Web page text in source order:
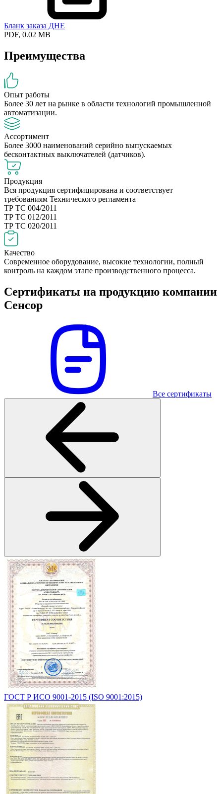
Бланк заказа ДНЕ
PDF, 0.02 MB
Преимущества
Опыт работы
Более 30 лет на рынке в области технологий промышленной
автоматизации.
Ассортимент
Более 3000 наименований серийно выпускаемых
бесконтактных выключателей (датчиков).
Продукция
Вся продукция сертифицирована и соответствует
требованиям Технического регламента
ТР ТС 004/2011
ТР ТС 012/2011
ТР ТС 020/2011
Качество
Современное оборудование, высокие технологии, полный
контроль на каждом этапе производственного процесса.
Сертификаты на продукцию компании
Сенсор
Все сертификаты
ГОСТ Р ИСО 9001-2015 (ISO 9001:2015)